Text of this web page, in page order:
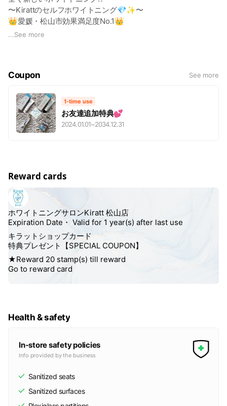
〜Kirattのセルフホワイトニング💎✨〜
👑愛媛・松山市効果満足度No.1👑
コンセプトに全国に歯のホワイトニング専門店を
特に医療級ホワイトニングの
【クリスタルホワイトニング】では、
本物の白さを日本に‼️をモットーに
多くの方に当店を知って頂き、
美しい白い歯で笑顔になれるライフスタイルを
ご提供できたらと思っております✨
Kirattの『ホワイトニング』では
通常の歯磨きや歯のクリーニングなどでは
歯を削ったりなどはせず
歯のエナメル質の表面についた汚れを
直接取り除き、コーテイングするといった
...See more
Coupon See more
1-time use
お友達追加特典💕
2024.01.01~2034.12.31
Reward cards
Health & safety
In-store safety policies
Info provided by the business
Sanitized seats
Sanitized surfaces